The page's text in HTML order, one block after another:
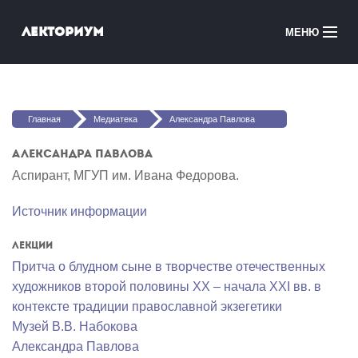
Лекториум МЕНЮ
Медиатека
Вы здесь
Главная Медиатека Александра Павлова
Александра Павлова
Аспирант, МГУП им. Ивана Федорова.
Источник информации
Лекции
Притча о блудном сыне в творчестве отечественных
художников второй половины XX – начала XXI вв. в
контексте традиции православной экзегетики
Музей В.В. Набокова
Александра Павлова